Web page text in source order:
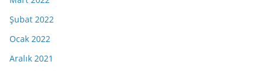
Şubat 2022
Ocak 2022
Aralık 2021